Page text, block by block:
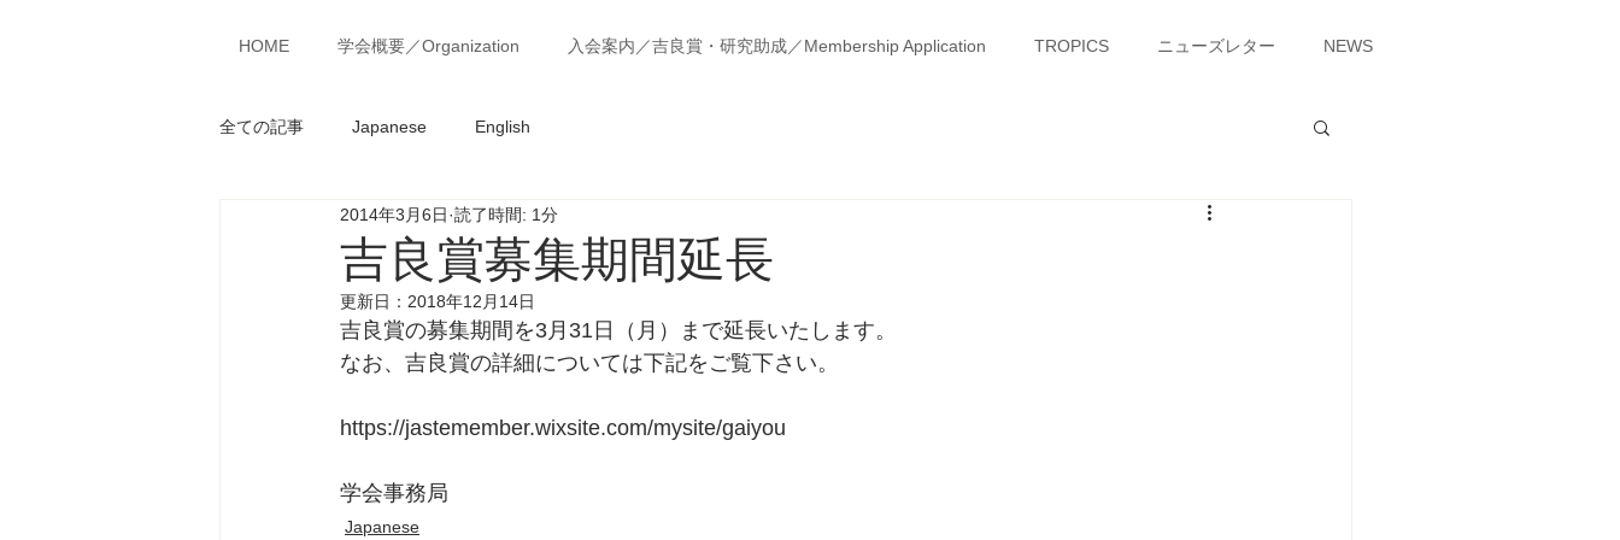
HOME 学会概要／Organization 入会案内／吉良賞・研究助成／Membership Application TROPICS ニューズレター NEWS
全ての記事 Japanese English
吉良賞募集期間延長
2014年3月6日 読了時間: 1分
更新日： 2018年12月14日
吉良賞の募集期間を3月31日（月）まで延長いたします。
なお、吉良賞の詳細については下記をご覧下さい。
https://jastemember.wixsite.com/mysite/gaiyou
学会事務局
Japanese